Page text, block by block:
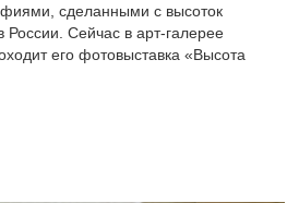
сделанными с высоток
России. Сейчас в арт-галерее
его фотовыставка «Высота